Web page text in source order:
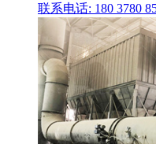
联系电话: 180 3780